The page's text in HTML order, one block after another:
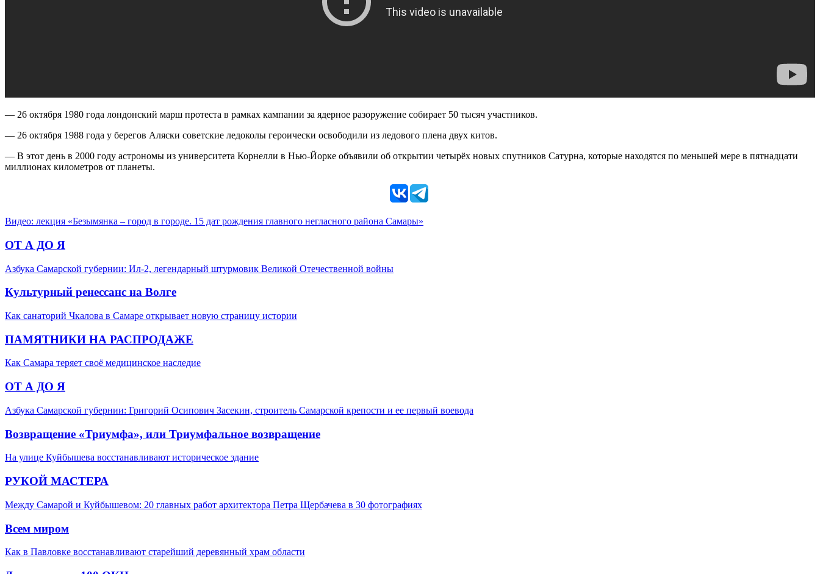
— 26 октября 1980 года лондонский марш протеста в рамках кампании за ядерное разоружение собирает 50 тысяч участников.
— 26 октября 1988 года у берегов Аляски советские ледоколы героически освободили из ледового плена двух китов.
— В этот день в 2000 году астрономы из университета Корнелли в Нью-Йорке объявили об открытии четырёх новых спутников Сатурна, которые находятся по меньшей мере в пятнадцати
миллионах километров от планеты.
Видео: лекция «Безымянка – город в городе. 15 дат рождения главного негласного района Самары»
ОТ А ДО Я
Азбука Самарской губернии: Ил-2, легендарный штурмовик Великой Отечественной войны
Культурный ренессанс на Волге
Как санаторий Чкалова в Самаре открывает новую страницу истории
ПАМЯТНИКИ НА РАСПРОДАЖЕ
Как Самара теряет своё медицинское наследие
ОТ А ДО Я
Азбука Самарской губернии: Григорий Осипович Засекин, строитель Самарской крепости и ее первый воевода
Возвращение «Триумфа», или Триумфальное возвращение
На улице Куйбышева восстанавливают историческое здание
РУКОЙ МАСТЕРА
Между Самарой и Куйбышевом: 20 главных работ архитектора Петра Щербачева в 30 фотографиях
Всем миром
Как в Павловке восстанавливают старейший деревянный храм области